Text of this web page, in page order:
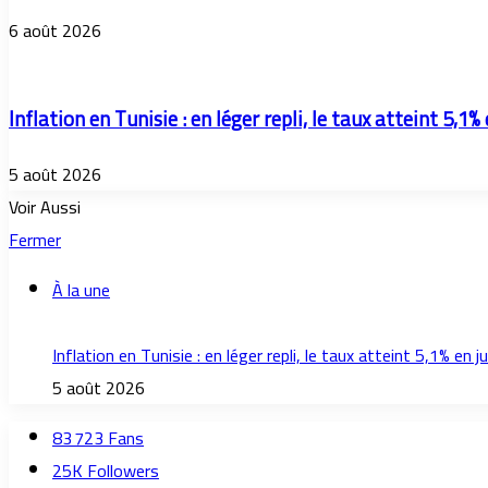
6 août 2026
Inflation en Tunisie : en léger repli, le taux atteint
5 août 2026
Voir Aussi
Fermer
À la une
Inflation en Tunisie : en léger repli, le taux atteint 5,1% en
5 août 2026
83 723Fans
25KFollowers